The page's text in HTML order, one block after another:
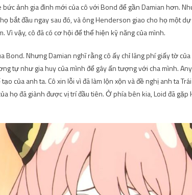
ảnh gia đình mới của cô với Bond để gần Damian hơn.
bắt đầu ngay sau đó, và ông Henderson giao cho họ một
Vì vậy, cô đã có cơ hội để thể hiện kỹ năng của mình.
Bond. Nhưng Damian nghĩ rằng cô ấy chỉ lãng phí giấy tờ
tự như gia huy của mình để gây ấn tượng với cha mình.
của anh ta. Cô xin lỗi vì đã làm lộn xộn và đề nghị anh ta
họ đã giành được vị trí đầu tiên. Ở phía bên kia, Loid đã